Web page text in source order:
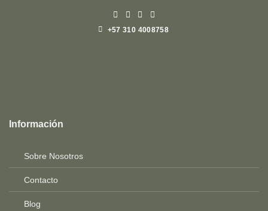
+57 310 4008758
2025-
Información
Sobre Nosotros
Contacto
Blog